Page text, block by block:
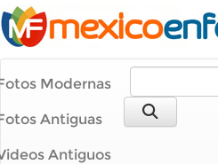
Modernas
Antiguas
Antiguos